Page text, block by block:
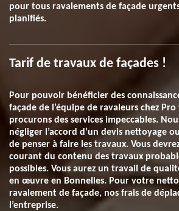
pour tous ravalements de façade
planifiés.
Tarif de travaux de façades !
Pour pouvoir bénéficier des
façade de l’équipe de ravaleurs chez
procurons des services impeccables.
négliger l’accord d’un devis nettoyage
de penser à faire les travaux. Vous
courant du contenu des travaux
possibles. Vous aurez un travail de
en œuvre en Bonnelles. Pour votre
ravalement de façade, nos frais de
l’entreprise.